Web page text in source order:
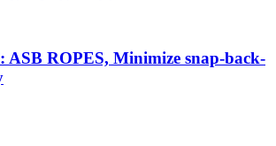
ROPES, Minimize snap-back-